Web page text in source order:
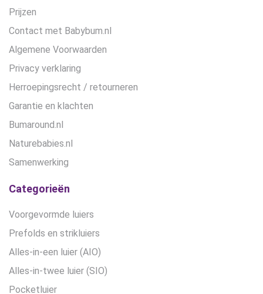
Prijzen
Contact met Babybum.nl
Algemene Voorwaarden
Privacy verklaring
Herroepingsrecht / retourneren
Garantie en klachten
Bumaround.nl
Naturebabies.nl
Samenwerking
Categorieën
Voorgevormde luiers
Prefolds en strikluiers
Alles-in-een luier (AIO)
Alles-in-twee luier (SIO)
Pocketluier